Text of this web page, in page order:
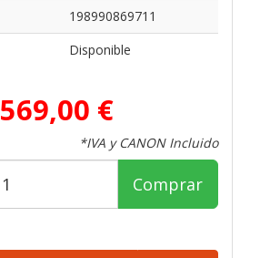
198990869711
Disponible
569,00 €
*IVA y CANON Incluido
Comprar